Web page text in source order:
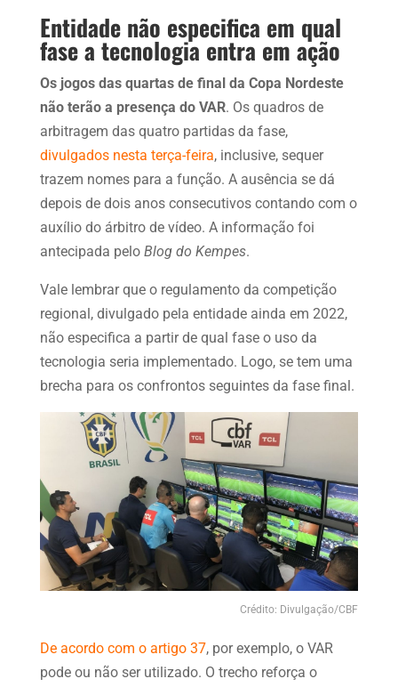
Entidade não especifica em qual
fase a tecnologia entra em ação
Os jogos das quartas de final da Copa Nordeste
não terão a presença do VAR. Os quadros de
arbitragem das quatro partidas da fase,
divulgados nesta terça-feira, inclusive, sequer
trazem nomes para a função. A ausência se dá
depois de dois anos consecutivos contando com o
auxílio do árbitro de vídeo. A informação foi
antecipada pelo Blog do Kempes.
Vale lembrar que o regulamento da competição
regional, divulgado pela entidade ainda em 2022,
não especifica a partir de qual fase o uso da
tecnologia seria implementado. Logo, se tem uma
brecha para os confrontos seguintes da fase final.
Crédito: Divulgação/CBF
De acordo com o artigo 37, por exemplo, o VAR
pode ou não ser utilizado. O trecho reforça o